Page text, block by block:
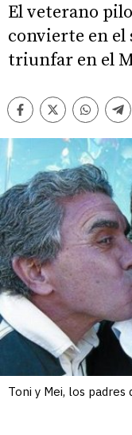
El veterano
convierte en el
triunfar en el
Facebook
Twitter
Comentarios
Toni y Mei, los padres